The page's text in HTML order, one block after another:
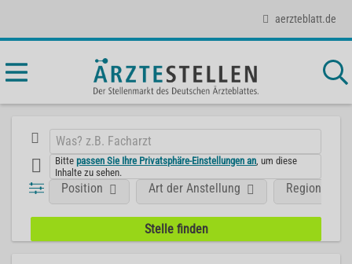
aerzteblatt.de
Bittepassen Sie Ihre Privatsphäre-Einstellungen an , um diese
Inhalte zu sehen.
Position Art der Anstellung Region